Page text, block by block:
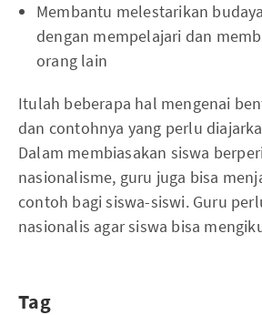
Membantu melestarikan
dengan mempelajari dan
orang lain
Itulah beberapa hal mengenai
dan contohnya yang perlu
Dalam membiasakan siswa
nasionalisme, guru juga bisa
contoh bagi siswa-siswi. Guru
nasionalis agar siswa bisa
Tag